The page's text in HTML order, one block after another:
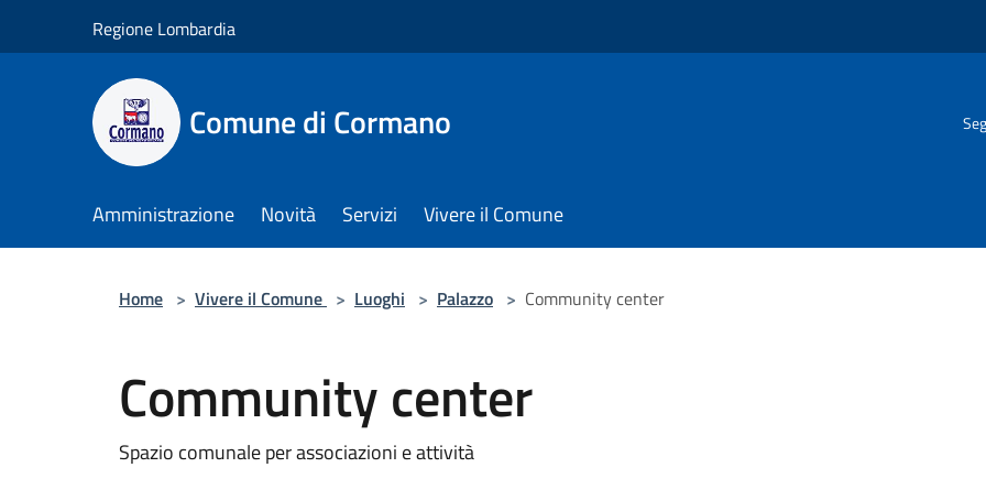
Regione Lombardia
Comune di Cormano
Amministrazione Novità Servizi Vivere il Comune
Home > Vivere il Comune > Luoghi > Palazzo > Community center
Community center
Spazio comunale per associazioni e attività